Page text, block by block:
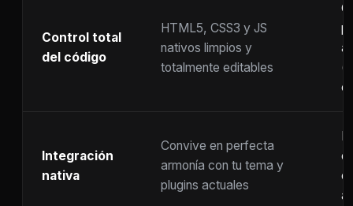
Control total
del código
HTML5, CSS3 y JS
nativos limpios y
totalmente editables
Integración
nativa
Convive en perfecta
armonía con tu tema y
plugins actuales